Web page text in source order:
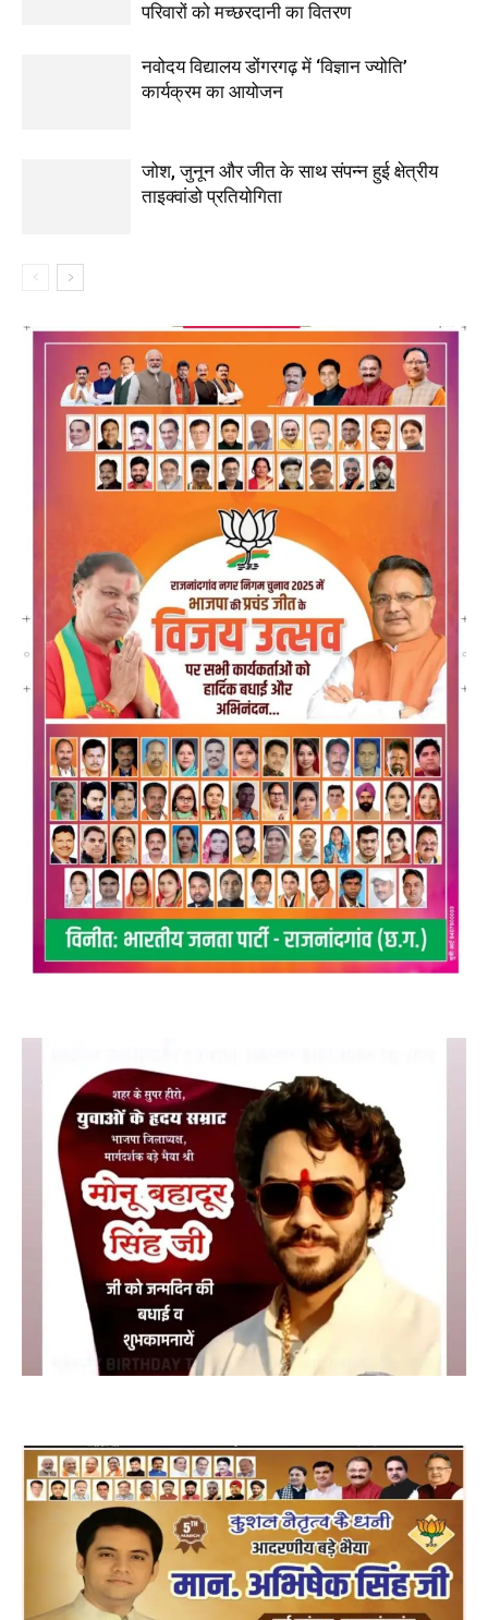
परिवारों को मच्छरदानी का वितरण
नवोदय विद्यालय डोंगरगढ़ में ‘विज्ञान ज्योति’
कार्यक्रम का आयोजन
जोश, जुनून और जीत के साथ संपन्न हुई क्षेत्रीय
ताइक्वांडो प्रतियोगिता